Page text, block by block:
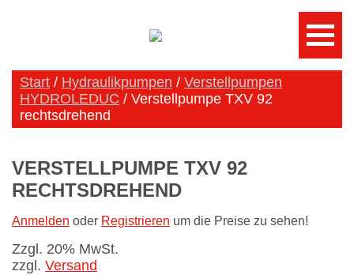
Start / Hydraulikpumpen / Verstellpumpen
HYDROLEDUC / Verstellpumpe TXV 92
rechtsdrehend
VERSTELLPUMPE TXV 92
RECHTSDREHEND
Anmelden oder Registrieren um die Preise zu sehen!
Zzgl. 20% MwSt.
zzgl. Versand